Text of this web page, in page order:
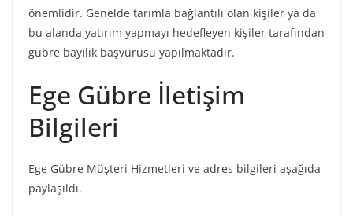
önemlidir. Genelde tarımla bağlantılı olan kişiler ya da
bu alanda yatırım yapmayı hedefleyen kişiler tarafından
gübre bayilik başvurusu yapılmaktadır.
Ege Gübre İletişim
Bilgileri
Ege Gübre Müşteri Hizmetleri ve adres bilgileri aşağıda
paylaşıldı.